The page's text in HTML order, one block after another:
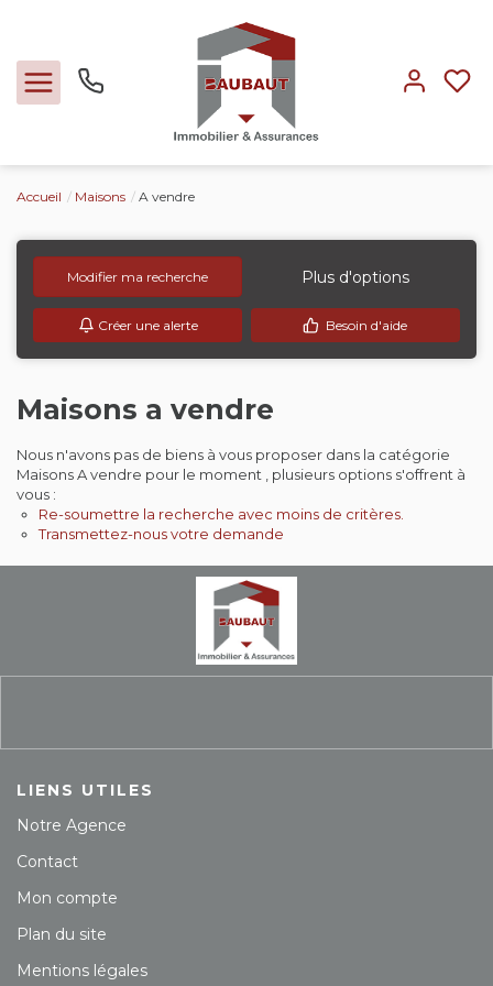
Locations
Expertise
Nos métiers
L'agence
Contact
Accueil Maisons A vendre
Modifier ma recherche Plus d'options
Créer une alerte Besoin d'aide
Maisons a vendre
Nous n'avons pas de biens à vous proposer dans la catégorie
Maisons A vendre pour le moment , plusieurs options s'offrent à
vous :
Re-soumettre la recherche avec moins de critères.
Transmettez-nous votre demande
LIENS UTILES
Notre Agence
Contact
Mon compte
Plan du site
Mentions légales